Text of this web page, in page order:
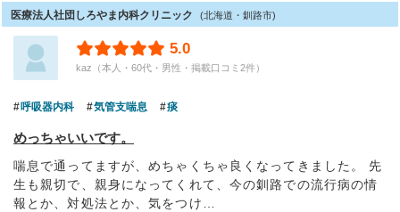
医療法人社団しろやま内科クリニック (北海道・釧路市)
5.0
kaz（本人・60代・男性・掲載口コミ2件）
呼吸器内科 気管支喘息 痰
めっちゃいいです。
喘息で通ってますが、めちゃくちゃ良くなってきました。 先
生も親切で、親身になってくれて、今の釧路での流行病の情
報とか、対処法とか、気をつけ…